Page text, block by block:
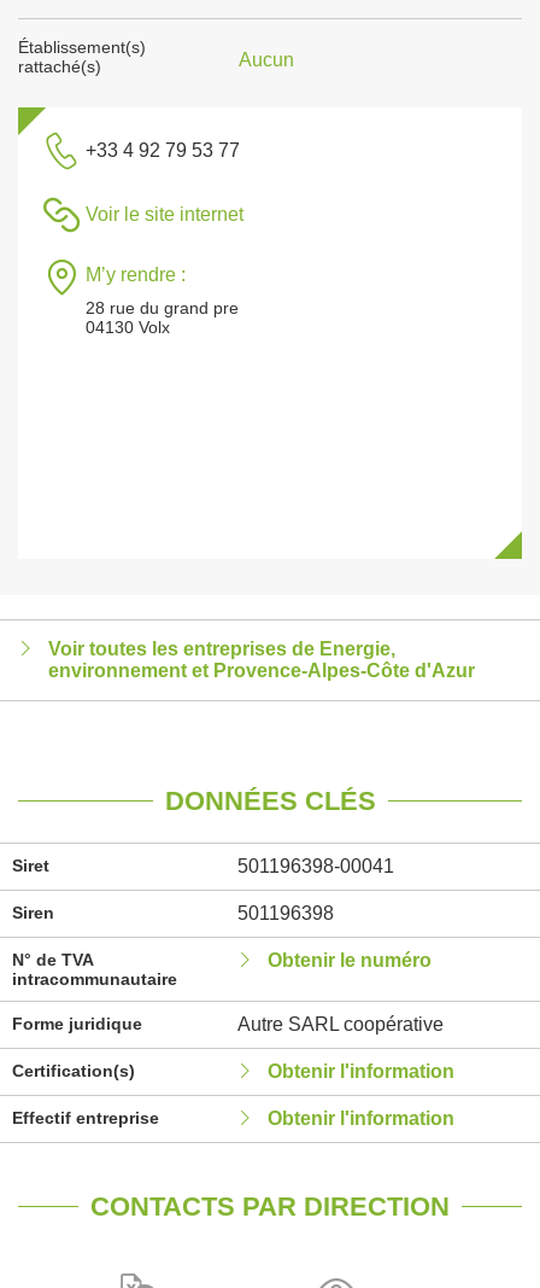
Établissement(s)
rattaché(s)
Aucun
+33 4 92 79 53 77
Voir le site internet
M’y rendre :
28 rue du grand pre
04130 Volx
Voir toutes les entreprises de Energie,
environnement et Provence-Alpes-Côte d'Azur
DONNÉES CLÉS
Siret 501196398-00041
Siren 501196398
N° de TVA
intracommunautaire
Obtenir le numéro
Forme juridique Autre SARL coopérative
Certification(s) Obtenir l'information
Effectif entreprise Obtenir l'information
CONTACTS PAR DIRECTION